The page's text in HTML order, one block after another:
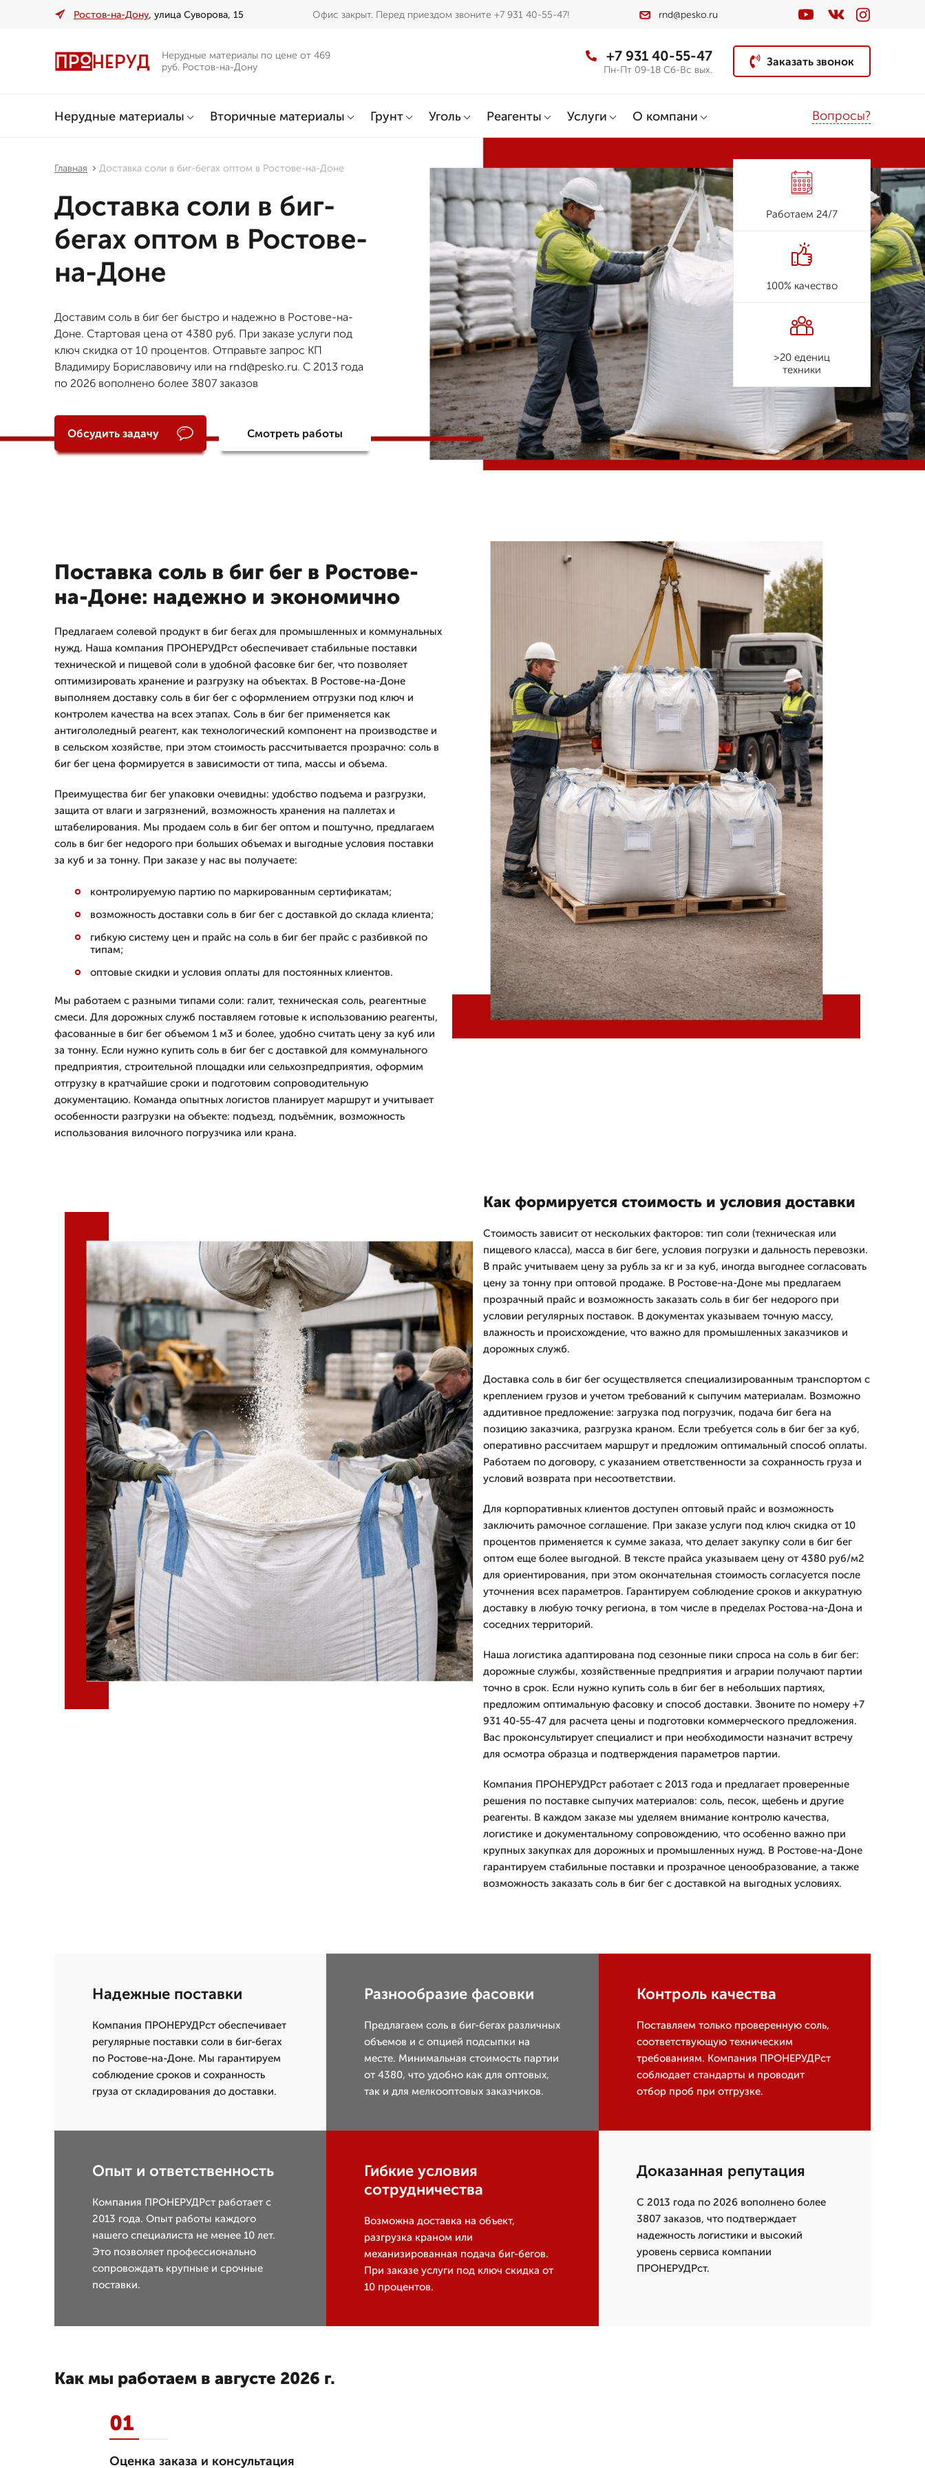
Ростов-на-Дону, улица Суворова, 15 Офис закрыт. Перед приездом звоните +7 931 40-55-47! rnd@pesko.ru
Нерудные материалы по цене от 469
руб. Ростов-на-Дону
+7 931 40-55-47
Пн-Пт 09-18 Сб-Вс вых.
Заказать звонок
Нерудные материалы Вторичные материалы Грунт Уголь Реагенты Услуги О компани Вопросы?
Главная Доставка соли в биг-бегах оптом в Ростове-на-Доне
Доставка соли в биг-
бегах оптом в Ростове-
на-Доне
Доставим соль в биг бег быстро и надежно в Ростове-на-
Доне. Стартовая цена от 4380 руб. При заказе услуги под
ключ скидка от 10 процентов. Отправьте запрос КП
Владимиру Бориславовичу или на rnd@pesko.ru. С 2013 года
по 2026 вополнено более 3807 заказов
Обсудить задачу Смотреть работы
Работаем 24/7
100% качество
>20 едениц
техники
Поставка соль в биг бег в Ростове-
на-Доне: надежно и экономично
Предлагаем солевой продукт в биг бегах для промышленных и коммунальных
нужд. Наша компания ПРОНЕРУДРст обеспечивает стабильные поставки
технической и пищевой соли в удобной фасовке биг бег, что позволяет
оптимизировать хранение и разгрузку на объектах. В Ростове-на-Доне
выполняем доставку соль в биг бег с оформлением отгрузки под ключ и
контролем качества на всех этапах. Соль в биг бег применяется как
антигололедный реагент, как технологический компонент на производстве и
в сельском хозяйстве, при этом стоимость рассчитывается прозрачно: соль в
биг бег цена формируется в зависимости от типа, массы и объема.
Преимущества биг бег упаковки очевидны: удобство подъема и разгрузки,
защита от влаги и загрязнений, возможность хранения на паллетах и
штабелирования. Мы продаем соль в биг бег оптом и поштучно, предлагаем
соль в биг бег недорого при больших объемах и выгодные условия поставки
за куб и за тонну. При заказе у нас вы получаете:
контролируемую партию по маркированным сертификатам;
возможность доставки соль в биг бег с доставкой до склада клиента;
гибкую систему цен и прайс на соль в биг бег прайс с разбивкой по
типам;
оптовые скидки и условия оплаты для постоянных клиентов.
Мы работаем с разными типами соли: галит, техническая соль, реагентные
смеси. Для дорожных служб поставляем готовые к использованию реагенты,
фасованные в биг бег объемом 1 м3 и более, удобно считать цену за куб или
за тонну. Если нужно купить соль в биг бег с доставкой для коммунального
предприятия, строительной площадки или сельхозпредприятия, оформим
отгрузку в кратчайшие сроки и подготовим сопроводительную
документацию. Команда опытных логистов планирует маршрут и учитывает
особенности разгрузки на объекте: подъезд, подъёмник, возможность
использования вилочного погрузчика или крана.
Как формируется стоимость и условия доставки
Стоимость зависит от нескольких факторов: тип соли (техническая или
пищевого класса), масса в биг беге, условия погрузки и дальность перевозки.
В прайс учитываем цену за рубль за кг и за куб, иногда выгоднее согласовать
цену за тонну при оптовой продаже. В Ростове-на-Доне мы предлагаем
прозрачный прайс и возможность заказать соль в биг бег недорого при
условии регулярных поставок. В документах указываем точную массу,
влажность и происхождение, что важно для промышленных заказчиков и
дорожных служб.
Доставка соль в биг бег осуществляется специализированным транспортом с
креплением грузов и учетом требований к сыпучим материалам. Возможно
аддитивное предложение: загрузка под погрузчик, подача биг бега на
позицию заказчика, разгрузка краном. Если требуется соль в биг бег за куб,
оперативно рассчитаем маршрут и предложим оптимальный способ оплаты.
Работаем по договору, с указанием ответственности за сохранность груза и
условий возврата при несоответствии.
Для корпоративных клиентов доступен оптовый прайс и возможность
заключить рамочное соглашение. При заказе услуги под ключ скидка от 10
процентов применяется к сумме заказа, что делает закупку соли в биг бег
оптом еще более выгодной. В тексте прайса указываем цену от 4380 руб/м2
для ориентирования, при этом окончательная стоимость согласуется после
уточнения всех параметров. Гарантируем соблюдение сроков и аккуратную
доставку в любую точку региона, в том числе в пределах Ростова-на-Дона и
соседних территорий.
Наша логистика адаптирована под сезонные пики спроса на соль в биг бег:
дорожные службы, хозяйственные предприятия и аграрии получают партии
точно в срок. Если нужно купить соль в биг бег в небольших партиях,
предложим оптимальную фасовку и способ доставки. Звоните по номеру +7
931 40-55-47 для расчета цены и подготовки коммерческого предложения.
Вас проконсультирует специалист и при необходимости назначит встречу
для осмотра образца и подтверждения параметров партии.
Компания ПРОНЕРУДРст работает с 2013 года и предлагает проверенные
решения по поставке сыпучих материалов: соль, песок, щебень и другие
реагенты. В каждом заказе мы уделяем внимание контролю качества,
логистике и документальному сопровождению, что особенно важно при
крупных закупках для дорожных и промышленных нужд. В Ростове-на-Доне
гарантируем стабильные поставки и прозрачное ценообразование, а также
возможность заказать соль в биг бег с доставкой на выгодных условиях.
Надежные поставки
Компания ПРОНЕРУДРст обеспечивает
регулярные поставки соли в биг-бегах
по Ростове-на-Доне. Мы гарантируем
соблюдение сроков и сохранность
груза от складирования до доставки.
Разнообразие фасовки
Предлагаем соль в биг-бегах различных
объемов и с опцией подсыпки на
месте. Минимальная стоимость партии
от 4380, что удобно как для оптовых,
так и для мелкооптовых заказчиков.
Контроль качества
Поставляем только проверенную соль,
соответствующую техническим
требованиям. Компания ПРОНЕРУДРст
соблюдает стандарты и проводит
отбор проб при отгрузке.
Опыт и ответственность
Компания ПРОНЕРУДРст работает с
2013 года. Опыт работы каждого
нашего специалиста не менее 10 лет.
Это позволяет профессионально
сопровождать крупные и срочные
поставки.
Гибкие условия
сотрудничества
Возможна доставка на объект,
разгрузка краном или
механизированная подача биг-бегов.
При заказе услуги под ключ скидка от
10 процентов.
Доказанная репутация
С 2013 года по 2026 вополнено более
3807 заказов, что подтверждает
надежность логистики и высокий
уровень сервиса компании
ПРОНЕРУДРст.
Как мы работаем в августе 2026 г.
01
Оценка заказа и консультация